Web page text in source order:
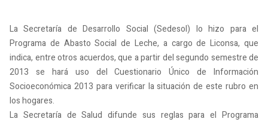
La Secretaría de Desarrollo Social (Sedesol) lo hizo para el
Programa de Abasto Social de Leche, a cargo de Liconsa, que
indica, entre otros acuerdos, que a partir del segundo semestre de
2013 se hará uso del Cuestionario Único de Información
Socioeconómica 2013 para verificar la situación de este rubro en
los hogares.
La Secretaría de Salud difunde sus reglas para el Programa